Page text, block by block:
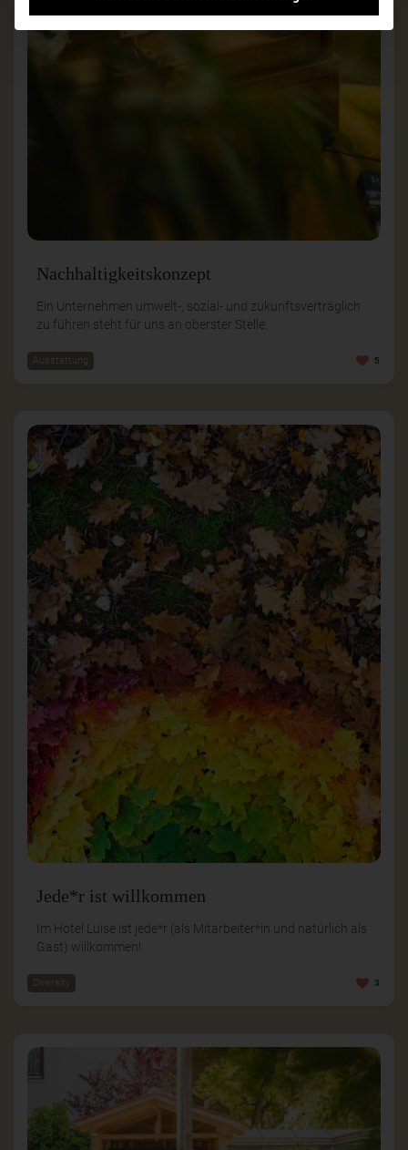
Nachhaltigkeitskonzept
Ein Unternehmen umwelt-, sozial- und zukunftsverträglich
zu führen steht für uns an oberster Stelle.
Ausstattung 5
Jede*r ist willkommen
Im Hotel Luise ist jede*r (als Mitarbeiter*in und natürlich als
Gast) willkommen!
Diversity 3